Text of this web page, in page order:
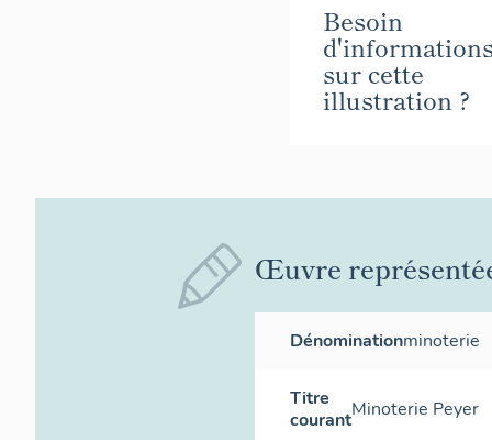
Besoin
sur cette
illustration ?
Œuvre
Dénominationminoterie
Titre
courantMinoterie Peyer